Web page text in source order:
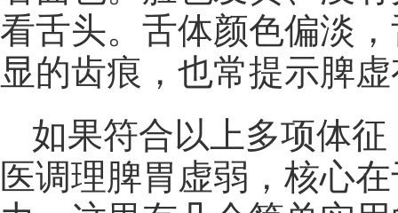
看舌头。舌体颜色偏淡
显的齿痕，也常提示脾
如果符合以上多项体
医调理脾胃虚弱，核心